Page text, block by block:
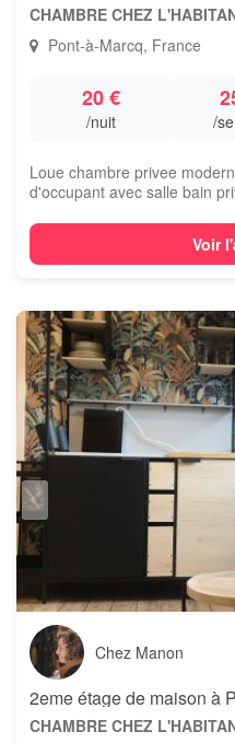
CHAMBRE CHEZ
Pont-à-Marcq, France
20 €
/nuit /
Loue chambre privee
d'occupant avec salle bain
Voir
Chez Manon
2eme étage de maison à
CHAMBRE CHEZ